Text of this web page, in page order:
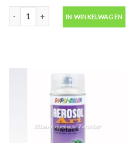
Motip 04054 primer grijs grondverf in
IN WINKELWAGEN